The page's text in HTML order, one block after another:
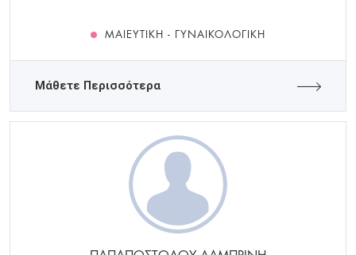
ΜΑΙΕΥΤΙΚΉ - ΓΥΝΑΙΚΟΛΟΓΙΚΉ
Μάθετε Περισσότερα